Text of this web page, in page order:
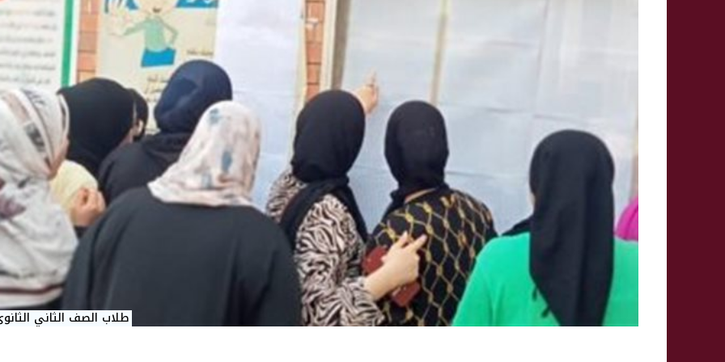
طلاب الصف الثاني